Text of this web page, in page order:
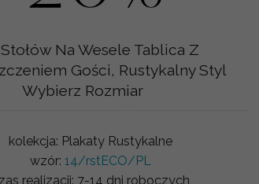
Na Wesele Tablica Z
Gości, Rustykalny Styl
Wybierz Rozmiar
kolekcja: Plakaty Rustykalne
wzór: 14/rstECO/PL
realizacji: 7-14 dni roboczych